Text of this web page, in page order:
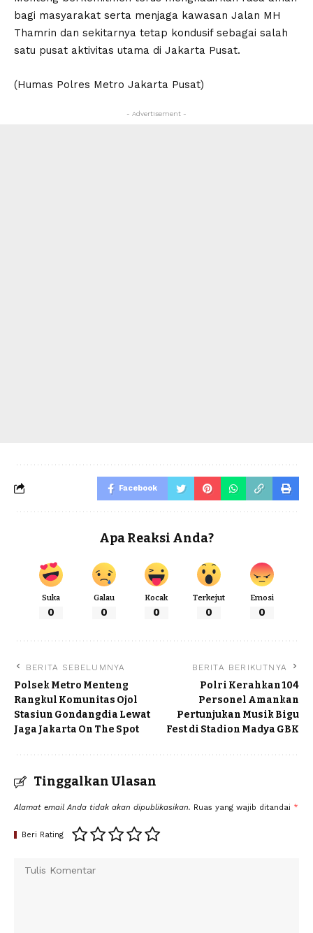
bagi masyarakat serta menjaga kawasan Jalan MH
Thamrin dan sekitarnya tetap kondusif sebagai salah
satu pusat aktivitas utama di Jakarta Pusat.
(Humas Polres Metro Jakarta Pusat)
- Advertisement -
Facebook
Apa Reaksi Anda?
Suka
0
Galau
0
Kocak
0
Terkejut
0
Emosi
0
BERITA SEBELUMNYA
Polsek Metro Menteng
Rangkul Komunitas Ojol
Stasiun Gondangdia Lewat
Jaga Jakarta On The Spot
BERITA BERIKUTNYA
Polri Kerahkan 104
Personel Amankan
Pertunjukan Musik Bigu
Fest di Stadion Madya GBK
Tinggalkan Ulasan
Alamat email Anda tidak akan dipublikasikan. Ruas yang wajib ditandai *
Beri Rating